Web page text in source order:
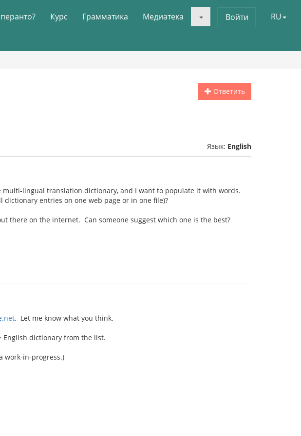
Курс Грамматика Медиатека Войти RU
Ответить
Язык: English
lingual translation dictionary, and I want to populate it with words.
entries on one web page or in one file)?
there on the internet. Can someone suggest which one is the best?
. Let me know what you think.
English dictionary from the list.
work-in-progress.)